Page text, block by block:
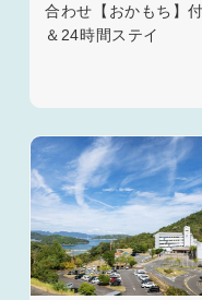
合わせ【おかもち】
＆24時間ステイ